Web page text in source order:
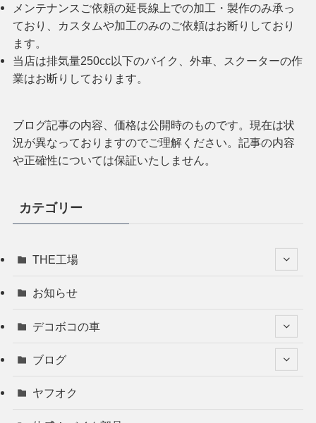
メンテナンスご依頼の延長線上での加工・製作のみ承っ
ており、カスタムや加工のみのご依頼はお断りしており
ます。
当店は排気量250cc以下のバイク、外車、スクーターの作
業はお断りしております。
ブログ記事の内容、価格は公開時のものです。現在は状
況が異なっておりますのでご理解ください。記事の内容
や正確性については保証いたしません。
カテゴリー
THE工場
お知らせ
デコボコの車
ブログ
ヤフオク